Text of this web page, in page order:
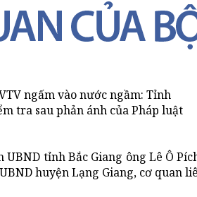
ngấm vào nước ngầm: Tỉnh
tra sau phản ánh của Pháp luật
UBND tỉnh Bắc Giang ông Lê Ô
huyện Lạng Giang, cơ quan